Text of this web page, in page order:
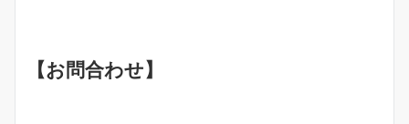
【お問合わせ】